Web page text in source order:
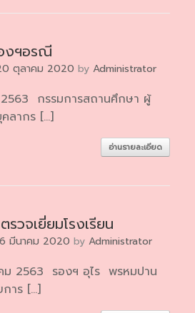
งฯอรณี
ตุลาคม 2020 by Administrator
กรรมการสถานศึกษา ผู้
ลากร […]
อ่านรายละเอียด
รวจเยี่ยมโรงเรียน
มีนาคม 2020 by Administrator
คม 2563 รองฯ อุไร พรหมปาน
าร […]